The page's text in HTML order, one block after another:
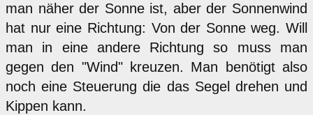
man näher der Sonne ist, aber der Sonnenwind
hat nur eine Richtung: Von der Sonne weg. Will
man in eine andere Richtung so muss man
gegen den "Wind" kreuzen. Man benötigt also
noch eine Steuerung die das Segel drehen und
Kippen kann.